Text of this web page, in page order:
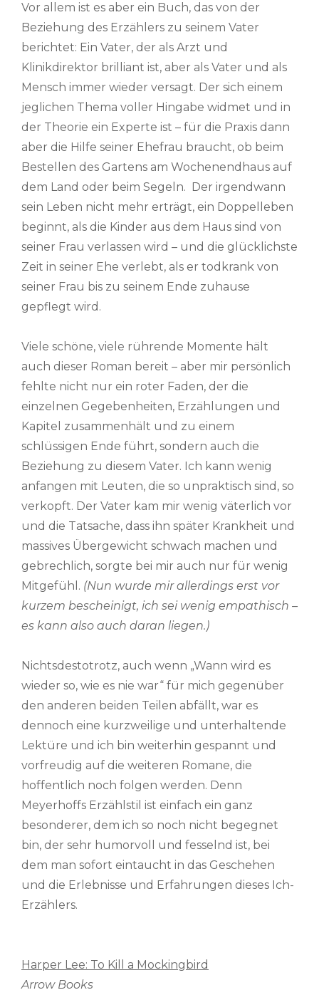
Vor allem ist es aber ein Buch, das von der
Beziehung des Erzählers zu seinem Vater
berichtet: Ein Vater, der als Arzt und
Klinikdirektor brilliant ist, aber als Vater und als
Mensch immer wieder versagt. Der sich einem
jeglichen Thema voller Hingabe widmet und in
der Theorie ein Experte ist – für die Praxis dann
aber die Hilfe seiner Ehefrau braucht, ob beim
Bestellen des Gartens am Wochenendhaus auf
dem Land oder beim Segeln. Der irgendwann
sein Leben nicht mehr erträgt, ein Doppelleben
beginnt, als die Kinder aus dem Haus sind von
seiner Frau verlassen wird – und die glücklichste
Zeit in seiner Ehe verlebt, als er todkrank von
seiner Frau bis zu seinem Ende zuhause
gepflegt wird.
Viele schöne, viele rührende Momente hält
auch dieser Roman bereit – aber mir persönlich
fehlte nicht nur ein roter Faden, der die
einzelnen Gegebenheiten, Erzählungen und
Kapitel zusammenhält und zu einem
schlüssigen Ende führt, sondern auch die
Beziehung zu diesem Vater. Ich kann wenig
anfangen mit Leuten, die so unpraktisch sind, so
verkopft. Der Vater kam mir wenig väterlich vor
und die Tatsache, dass ihn später Krankheit und
massives Übergewicht schwach machen und
gebrechlich, sorgte bei mir auch nur für wenig
Mitgefühl. (Nun wurde mir allerdings erst vor
kurzem bescheinigt, ich sei wenig empathisch –
es kann also auch daran liegen.)
Nichtsdestotrotz, auch wenn „Wann wird es
wieder so, wie es nie war“ für mich gegenüber
den anderen beiden Teilen abfällt, war es
dennoch eine kurzweilige und unterhaltende
Lektüre und ich bin weiterhin gespannt und
vorfreudig auf die weiteren Romane, die
hoffentlich noch folgen werden. Denn
Meyerhoffs Erzählstil ist einfach ein ganz
besonderer, dem ich so noch nicht begegnet
bin, der sehr humorvoll und fesselnd ist, bei
dem man sofort eintaucht in das Geschehen
und die Erlebnisse und Erfahrungen dieses Ich-
Erzählers.
Harper Lee: To Kill a Mockingbird
Arrow Books